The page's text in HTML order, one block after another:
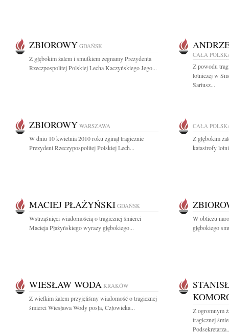
ZBIOROWY GDAŃSK
Z głębokim żalem i smutkiem żegnamy Prezydenta
Rzeczpospolitej Polskiej Lecha Kaczyńskiego Jego...
CAŁA
Z powodu
lotniczej w
Sariusz...
ZBIOROWY WARSZAWA
W dniu 10 kwietnia 2010 roku zginął tragicznie
Prezydent Rzeczypospolitej Polskiej Lech...
CAŁA
Z głębokim
katastrofy
MACIEJ PŁAŻYŃSKI GDAŃSK
Wstrząśnięci wiadomością o tragicznej śmierci
Macieja Płażyńskiego wyrazy głębokiego...
W obliczu
głębokiego
WIESŁAW WODA KRAKÓW
Z wielkim żalem przyjęliśmy wiadomość o tragicznej
śmierci Wiesława Wody posła, Człowieka...
Z ogromnym
tragicznej